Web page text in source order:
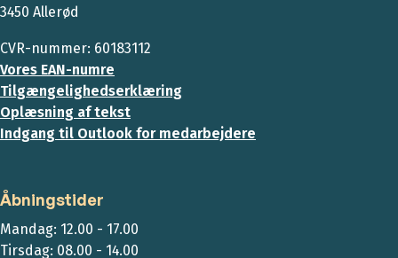
3450 Allerød
CVR-nummer: 60183112
Vores EAN-numre
Tilgængelighedserklæring
Oplæsning af tekst
Indgang til Outlook for medarbejdere
Åbningstider
Mandag: 12.00 - 17.00
Tirsdag: 08.00 - 14.00